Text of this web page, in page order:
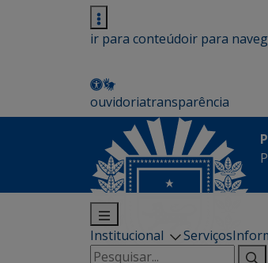
ir para conteúdoir para
ouvidoriatransparência
Institucional Serviços
Pesquisar